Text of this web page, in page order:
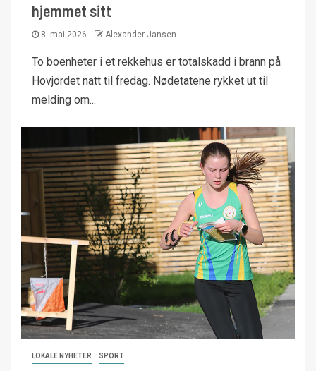
hjemmet sitt
8. mai 2026 Alexander Jansen
To boenheter i et rekkehus er totalskadd i brann på
Hovjordet natt til fredag. Nødetatene rykket ut til
melding om...
LOKALE NYHETER SPORT